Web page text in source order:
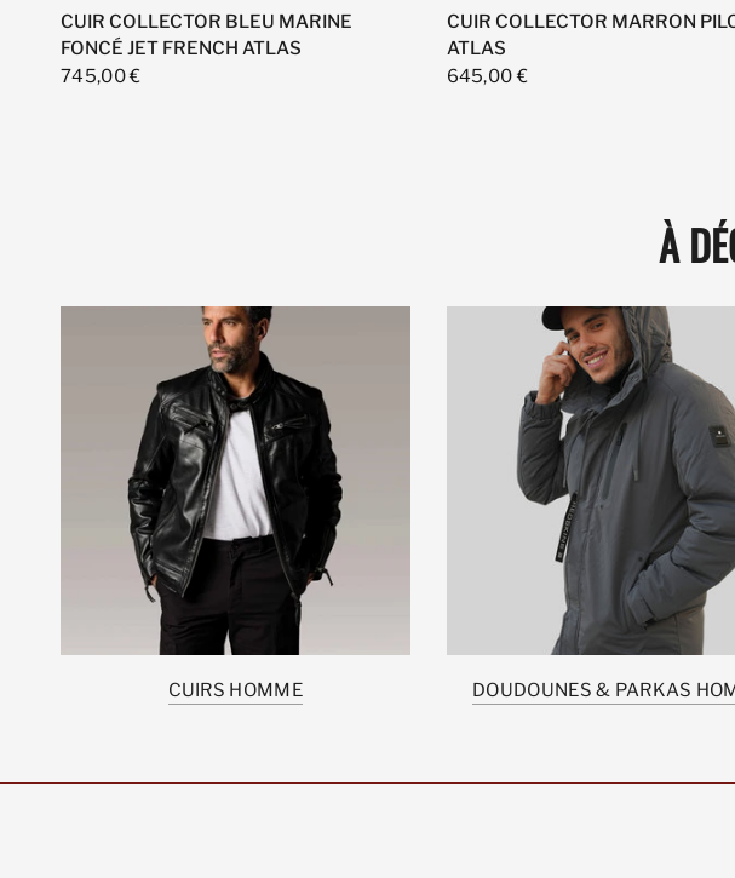
CUIR COLLECTOR BLEU MARINE
FONCÉ JET FRENCH ATLAS
745,00 €
CUIR COLLECTOR MARRON
ATLAS
645,00 €
À
CUIRS HOMME DOUDOUNES & PARKAS